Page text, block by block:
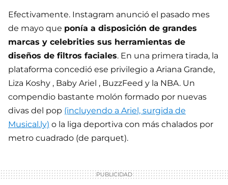
Efectivamente. Instagram anunció el pasado mes
de mayo que ponía a disposición de grandes
marcas y celebrities sus herramientas de
diseños de filtros faciales. En una primera tirada, la
plataforma concedió ese privilegio a Ariana Grande,
Liza Koshy , Baby Ariel , BuzzFeed y la NBA. Un
compendio bastante molón formado por nuevas
divas del pop (incluyendo a Ariel, surgida de
Musical.ly) o la liga deportiva con más chalados por
metro cuadrado (de parquet).